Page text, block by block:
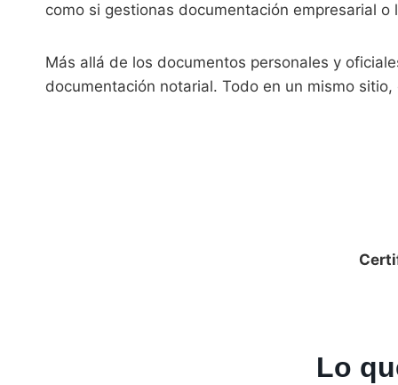
como si gestionas documentación empresarial
Más allá de los documentos personales y
documentación notarial. Todo en un mismo
Lo